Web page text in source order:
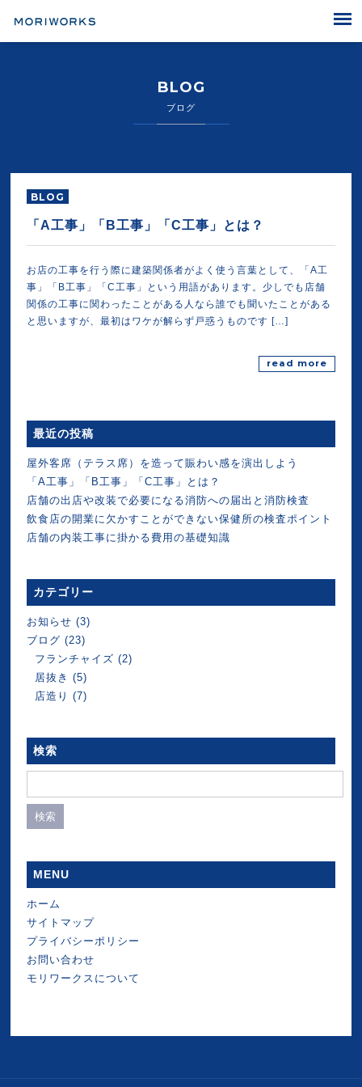
MORIWORKS
BLOG
ブログ
BLOG
「A工事」「B工事」「C工事」とは？
お店の工事を行う際に建築関係者がよく使う言葉として、「A工
事」「B工事」「C工事」という用語があります。少しでも店舗
関係の工事に関わったことがある人なら誰でも聞いたことがある
と思いますが、最初はワケが解らず戸惑うものです […]
read more
最近の投稿
屋外客席（テラス席）を造って賑わい感を演出しよう
「A工事」「B工事」「C工事」とは？
店舗の出店や改装で必要になる消防への届出と消防検査
飲食店の開業に欠かすことができない保健所の検査ポイント
店舗の内装工事に掛かる費用の基礎知識
カテゴリー
お知らせ (3)
ブログ (23)
フランチャイズ (2)
居抜き (5)
店造り (7)
検索
索:
MENU
ホーム
サイトマップ
プライバシーポリシー
お問い合わせ
モリワークスについて